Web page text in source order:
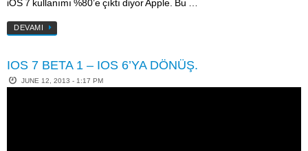
iOS 7 kullanımı %80’e çıktı diyor Apple. Bu …
DEVAMI
IOS 7 BETA 1 – IOS 6’YA DÖNÜŞ.
JUNE 12, 2013 - 1:17 PM